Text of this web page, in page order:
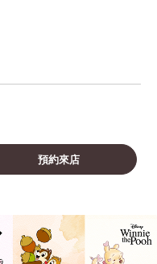
預約來店